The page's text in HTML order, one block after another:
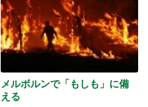
メルボルンで「もしも」に備
える